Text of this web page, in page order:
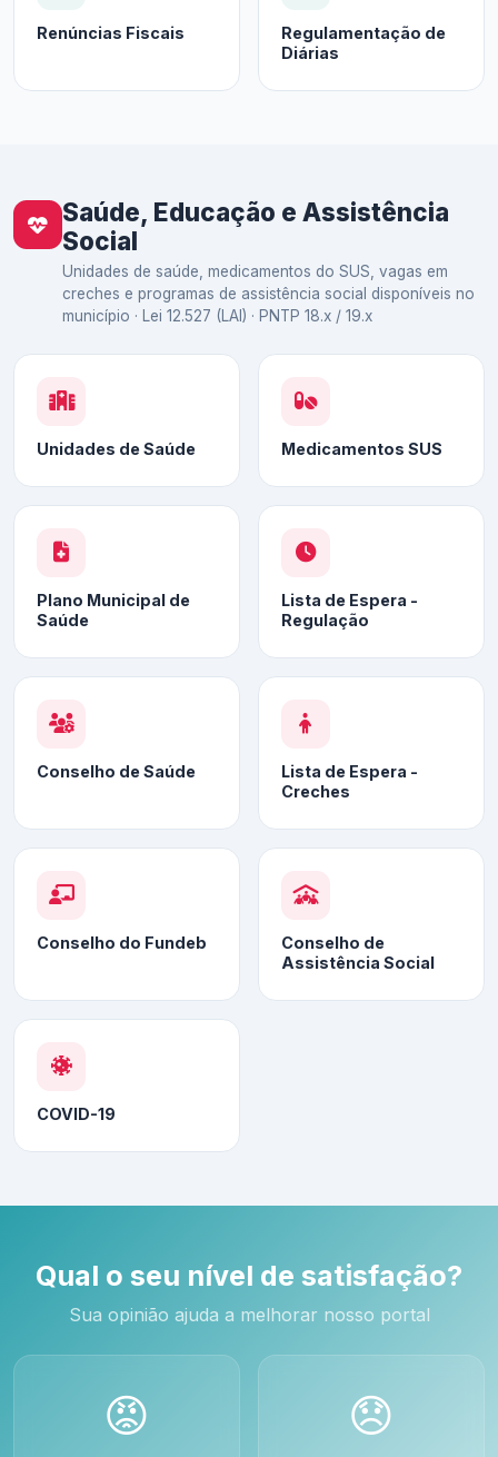
Renúncias Fiscais
Regulamentação de
Diárias
Saúde, Educação e Assistência
Social
Unidades de saúde, medicamentos do SUS, vagas em
creches e programas de assistência social disponíveis no
município · Lei 12.527 (LAI) · PNTP 18.x / 19.x
Unidades de Saúde Medicamentos SUS
Plano Municipal de
Saúde
Lista de Espera -
Regulação
Conselho de Saúde
Lista de Espera -
Creches
Conselho do Fundeb
Conselho de
Assistência Social
COVID-19
Qual o seu nível de satisfação?
Sua opinião ajuda a melhorar nosso portal
😡 😞